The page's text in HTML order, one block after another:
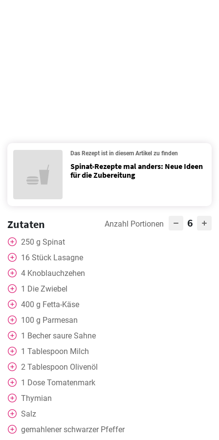
Das Rezept ist in diesem Artikel zu finden
Spinat-Rezepte mal anders: Neue Ideen
für die Zubereitung
Zutaten Anzahl Portionen 6
250 g Spinat
16 Stück Lasagne
4 Knoblauchzehen
1 Die Zwiebel
400 g Fetta-Käse
100 g Parmesan
1 Becher saure Sahne
1 Tablespoon Milch
2 Tablespoon Olivenöl
1 Dose Tomatenmark
Thymian
Salz
gemahlener schwarzer Pfeffer